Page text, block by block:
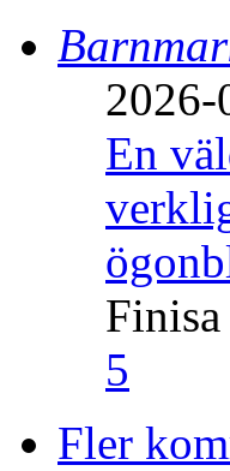
2026-
En
Finisa
5
Fler